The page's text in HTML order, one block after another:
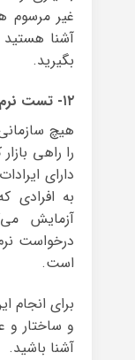
غیر مرسوم
آشنا
بگیرید.
۱۲- تست نرم‌افزارها و اپلیکیشن‌ها
هیچ
را راهی
دارای
به افرادی
آزمایش
درخواست
است.
برای انجام
و ساختار و
آشنا باشید.